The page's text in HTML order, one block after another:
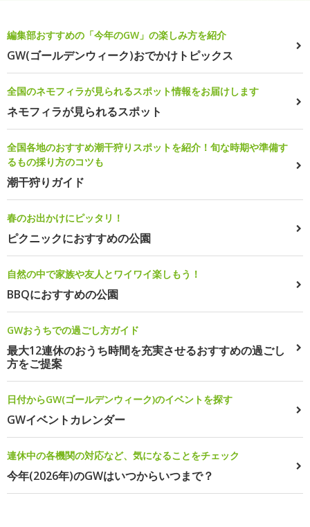
編集部おすすめの「今年のGW」の楽しみ方を紹介
GW(ゴールデンウィーク)おでかけトピックス
全国のネモフィラが見られるスポット情報をお届けします
ネモフィラが見られるスポット
全国各地のおすすめ潮干狩りスポットを紹介！旬な時期や準備す
るもの採り方のコツも
潮干狩りガイド
春のお出かけにピッタリ！
ピクニックにおすすめの公園
自然の中で家族や友人とワイワイ楽しもう！
BBQにおすすめの公園
GWおうちでの過ごし方ガイド
最大12連休のおうち時間を充実させるおすすめの過ごし
方をご提案
日付からGW(ゴールデンウィーク)のイベントを探す
GWイベントカレンダー
連休中の各機関の対応など、気になることをチェック
今年(2026年)のGWはいつからいつまで？